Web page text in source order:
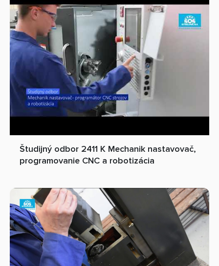
Študijný odbor 2411 K Mechanik nastavovač,
programovanie CNC a robotizácia